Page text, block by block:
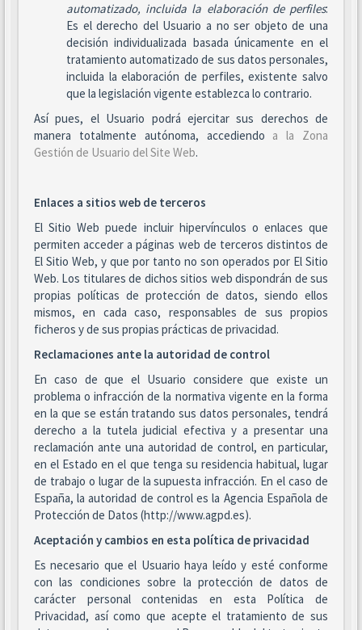
automatizado, incluida la elaboración de perfiles:
Es el derecho del Usuario a no ser objeto de una
decisión individualizada basada únicamente en el
tratamiento automatizado de sus datos personales,
incluida la elaboración de perfiles, existente salvo
que la legislación vigente establezca lo contrario.
Así pues, el Usuario podrá ejercitar sus derechos de
manera totalmente autónoma, accediendo a la Zona
Gestión de Usuario del Site Web.
Enlaces a sitios web de terceros
El Sitio Web puede incluir hipervínculos o enlaces que
permiten acceder a páginas web de terceros distintos de
El Sitio Web, y que por tanto no son operados por El Sitio
Web. Los titulares de dichos sitios web dispondrán de sus
propias políticas de protección de datos, siendo ellos
mismos, en cada caso, responsables de sus propios
ficheros y de sus propias prácticas de privacidad.
Reclamaciones ante la autoridad de control
En caso de que el Usuario considere que existe un
problema o infracción de la normativa vigente en la forma
en la que se están tratando sus datos personales, tendrá
derecho a la tutela judicial efectiva y a presentar una
reclamación ante una autoridad de control, en particular,
en el Estado en el que tenga su residencia habitual, lugar
de trabajo o lugar de la supuesta infracción. En el caso de
España, la autoridad de control es la Agencia Española de
Protección de Datos (http://www.agpd.es).
Aceptación y cambios en esta política de privacidad
Es necesario que el Usuario haya leído y esté conforme
con las condiciones sobre la protección de datos de
carácter personal contenidas en esta Política de
Privacidad, así como que acepte el tratamiento de sus